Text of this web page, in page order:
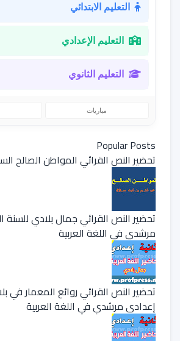
التعليم الابتدائي
التعليم الإعدادي
التعليم الثانوي
مباريات
Popular Posts
تحضير النص القرائي المواطن الصالح
تحضير النص القرائي جمال بلادي للسنة
مرشدي في اللغة العربية
تحضير النص القرائي روائع المعمار في
إعدادي مرشدي في اللغة العربية